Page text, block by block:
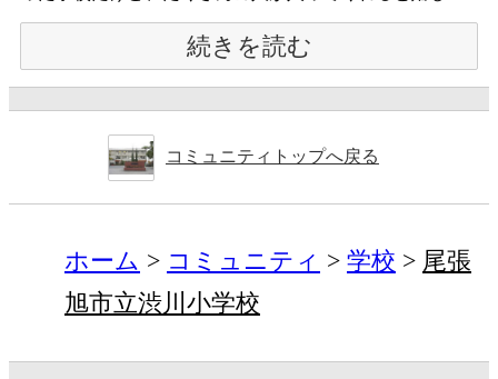
続きを読む
コミュニティトップへ戻る
ホーム コミュニティ 学校
尾張
旭市立渋川小学校